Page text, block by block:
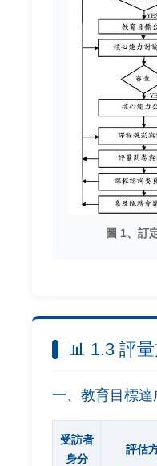
圖 1、訂
📊 1.3 評
一、教育目標
受訪者
身分
評估